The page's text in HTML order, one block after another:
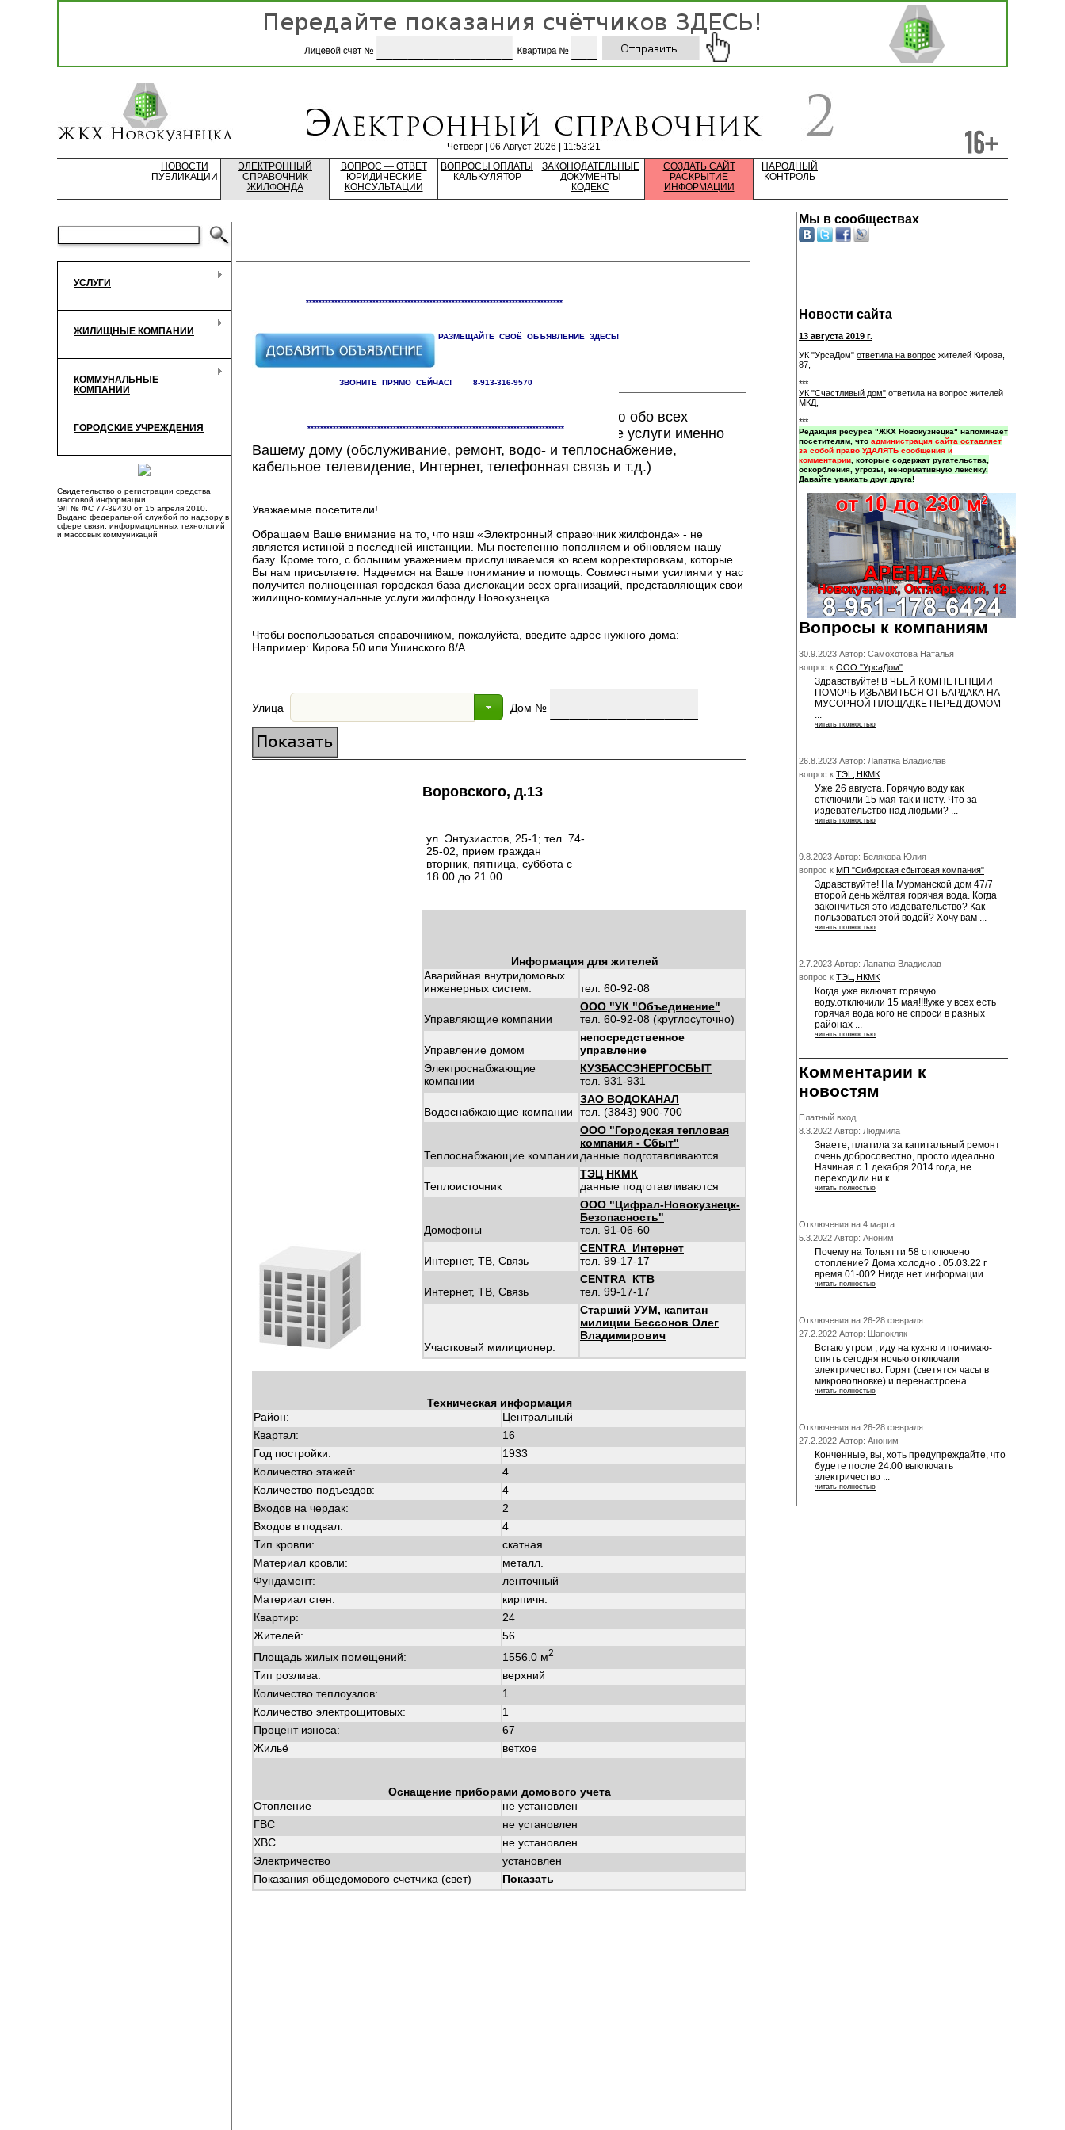
Четверг | 06 Август 2026 | 11:53:21
НОВОСТИ
ПУБЛИКАЦИИ
ЭЛЕКТРОННЫЙ
СПРАВОЧНИК
ЖИЛФОНДА
ВОПРОС — ОТВЕТ
ЮРИДИЧЕСКИЕ
КОНСУЛЬТАЦИИ
ВОПРОСЫ ОПЛАТЫ
КАЛЬКУЛЯТОР
ЗАКОНОДАТЕЛЬНЫЕ
ДОКУМЕНТЫ
КОДЕКС
СОЗДАТЬ САЙТ
РАСКРЫТИЕ
ИНФОРМАЦИИ
НАРОДНЫЙ
КОНТРОЛЬ
УСЛУГИ
ЖИЛИЩНЫЕ КОМПАНИИ
КОММУНАЛЬНЫЕ
КОМПАНИИ
ГОРОДСКИЕ УЧРЕЖДЕНИЯ
Свидетельство о регистрации средства
массовой информации
ЭЛ № ФС 77-39430 от 15 апреля 2010.
Выдано федеральной службой по надзору в
сфере связи, информационных технологий
и массовых коммуникаций
*********************************************************************************
РАЗМЕЩАЙТЕ СВОЁ ОБЪЯВЛЕНИЕ ЗДЕСЬ!
ЗВОНИТЕ ПРЯМО СЕЙЧАС! 8-913-316-9570
*********************************************************************************
Здесь Вы сможете найти исчерпывающую информацию обо всех
компаниях, предоставляющих жилищно-коммунальные услуги именно
Вашему дому (обслуживание, ремонт, водо- и теплоснабжение,
кабельное телевидение, Интернет, телефонная связь и т.д.)
Уважаемые посетители!
Обращаем Ваше внимание на то, что наш «Электронный справочник жилфонда» - не
является истиной в последней инстанции. Мы постепенно пополняем и обновляем нашу
базу. Кроме того, с большим уважением прислушиваемся ко всем корректировкам, которые
Вы нам присылаете. Надеемся на Ваше понимание и помощь. Совместными усилиями у нас
получится полноценная городская база дислокации всех организаций, представляющих свои
жилищно-коммунальные услуги жилфонду Новокузнецка.
Чтобы воспользоваться справочником, пожалуйста, введите адрес нужного дома:
Например: Кирова 50 или Ушинского 8/А
Улица Дом №
Воровского, д.13
ул. Энтузиастов, 25-1; тел. 74-
25-02, прием граждан
вторник, пятница, суббота с
18.00 до 21.00.
Информация для жителей
Аварийная внутридомовых
инженерных систем:
тел. 60-92-08
Управляющие компании
ООО "УК "Объединение"
тел. 60-92-08 (круглосуточно)
Управление домом
непосредственное
управление
Электроснабжающие
компании
КУЗБАССЭНЕРГОСБЫТ
тел. 931-931
Водоснабжающие компании
ЗАО ВОДОКАНАЛ
тел. (3843) 900-700
Теплоснабжающие компании
ООО "Городская тепловая
компания - Сбыт"
данные подготавливаются
Теплоисточник
ТЭЦ НКМК
данные подготавливаются
Домофоны
ООО "Цифрал-Новокузнецк-
Безопасность"
тел. 91-06-60
Интернет, ТВ, Связь
CENTRA_Интернет
тел. 99-17-17
Интернет, ТВ, Связь
CENTRA_КТВ
тел. 99-17-17
Участковый милиционер:
Старший УУМ, капитан
милиции Бессонов Олег
Владимирович
Техническая информация
Район:
Центральный
Квартал:
16
Год постройки:
1933
Количество этажей:
4
Количество подъездов:
4
Входов на чердак:
2
Входов в подвал:
4
Тип кровли:
скатная
Материал кровли:
металл.
Фундамент:
ленточный
Материал стен:
кирпичн.
Квартир:
24
Жителей:
56
Площадь жилых помещений:
1556.0 м2
Тип розлива:
верхний
Количество теплоузлов:
1
Количество электрощитовых:
1
Процент износа:
67
Жильё
ветхое
Оснащение приборами домового учета
Отопление
не установлен
ГВС
не установлен
ХВС
не установлен
Электричество
установлен
Показания общедомового счетчика (свет)
Показать
Мы в сообществах
Новости сайта
13 августа 2019 г.
УК "УрсаДом" ответила на вопрос жителей Кирова,
87,
***
УК "Счастливый дом" ответила на вопрос жителей
МКД,
***
Редакция ресурса "ЖКХ Новокузнецка" напоминает
посетителям, что администрация сайта оставляет
за собой право УДАЛЯТЬ сообщения и
комментарии , которые содержат ругательства,
оскорбления, угрозы, ненормативную лексику.
Давайте уважать друг друга!
Вопросы к компаниям
30.9.2023 Автор: Самохотова Наталья
вопрос к ООО "УрсаДом"
Здравствуйте! В ЧЬЕЙ КОМПЕТЕНЦИИ
ПОМОЧЬ ИЗБАВИТЬСЯ ОТ БАРДАКА НА
МУСОРНОЙ ПЛОЩАДКЕ ПЕРЕД ДОМОМ
...
читать полностью
26.8.2023 Автор: Лапатка Владислав
вопрос к ТЭЦ НКМК
Уже 26 августа. Горячую воду как
отключили 15 мая так и нету. Что за
издевательство над людьми? ...
читать полностью
9.8.2023 Автор: Белякова Юлия
вопрос к МП "Сибирская сбытовая компания"
Здравствуйте! На Мурманской дом 47/7
второй день жёлтая горячая вода. Когда
закончиться это издевательство? Как
пользоваться этой водой? Хочу вам ...
читать полностью
2.7.2023 Автор: Лапатка Владислав
вопрос к ТЭЦ НКМК
Когда уже включат горячую
воду.отключили 15 мая!!!!уже у всех есть
горячая вода кого не спроси в разных
районах ...
читать полностью
Комментарии к
новостям
Платный вход
8.3.2022 Автор: Людмила
Знаете, платила за капитальный ремонт
очень добросовестно, просто идеально.
Начиная с 1 декабря 2014 года, не
переходили ни к ...
читать полностью
Отключения на 4 марта
5.3.2022 Автор: Аноним
Почему на Тольятти 58 отключено
отопление? Дома холодно . 05.03.22 г
время 01-00? Нигде нет информации ...
читать полностью
Отключения на 26-28 февраля
27.2.2022 Автор: Шапокляк
Встаю утром , иду на кухню и понимаю-
опять сегодня ночью отключали
электричество. Горят (светятся часы в
микроволновке) и перенастроена ...
читать полностью
Отключения на 26-28 февраля
27.2.2022 Автор: Аноним
Конченные, вы, хоть предупреждайте, что
будете после 24.00 выключать
электричество ...
читать полностью